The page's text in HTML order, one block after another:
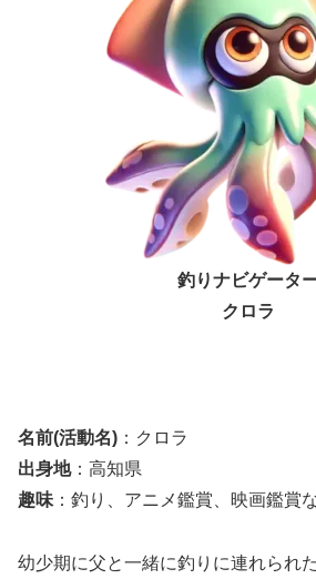
釣りナビゲータ
クロラ
名前(活動名) ：クロラ
出身地：高知県
趣味 ：釣り、アニメ鑑賞、映画鑑賞
幼少期に父と一緒に釣りに連れられ